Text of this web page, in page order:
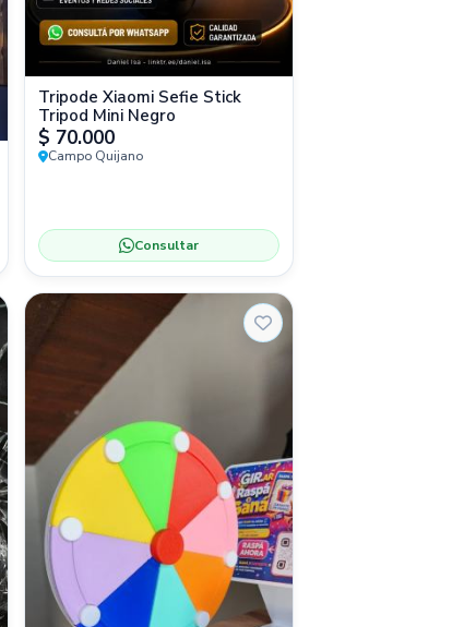
Tripode Xiaomi Sefie Stick
Tripod Mini Negro
$ 70.000
Campo Quijano
Consultar